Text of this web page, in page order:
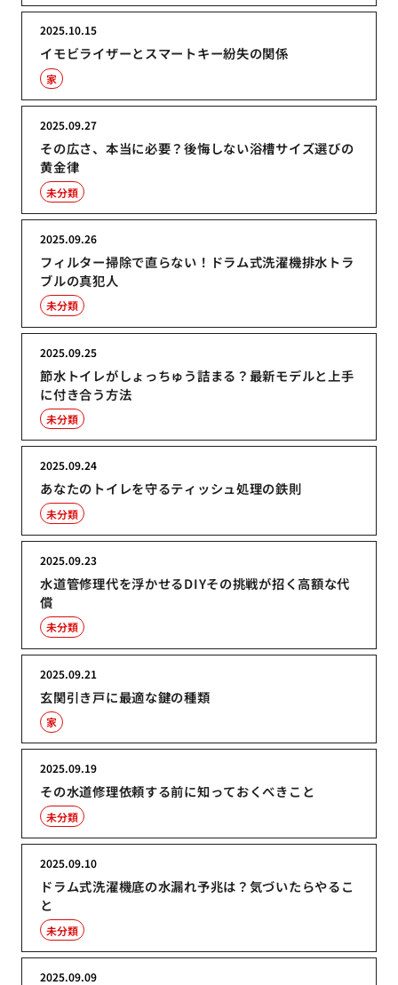
イモビライザーとスマートキー紛失の関係
2025.10.15
家
その広さ、本当に必要？後悔しない浴槽サイズ選びの
黄金律
2025.09.27
未分類
フィルター掃除で直らない！ドラム式洗濯機排水トラ
ブルの真犯人
2025.09.26
未分類
節水トイレがしょっちゅう詰まる？最新モデルと上手
に付き合う方法
2025.09.25
未分類
あなたのトイレを守るティッシュ処理の鉄則
2025.09.24
未分類
水道管修理代を浮かせるDIYその挑戦が招く高額な代
償
2025.09.23
未分類
玄関引き戸に最適な鍵の種類
2025.09.21
家
その水道修理依頼する前に知っておくべきこと
2025.09.19
未分類
ドラム式洗濯機底の水漏れ予兆は？気づいたらやるこ
と
2025.09.10
未分類
2025.09.09